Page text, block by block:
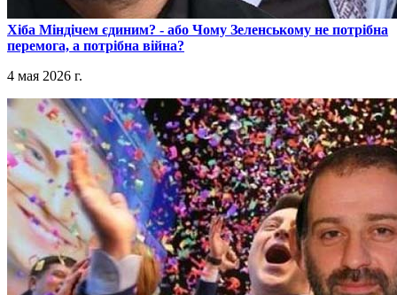
​Хіба Міндічем єдиним? - або Чому Зеленському не потрібна
перемога, а потрібна війна?
4 мая 2026 г.